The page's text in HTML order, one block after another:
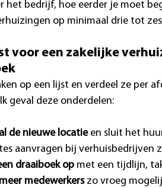
het bedrijf, hoe eerder je moet
op minimaal drie tot
voor een zakelijke
op een lijst en verdeel ze per
geval deze onderdelen:
de nieuwe locatie en sluit het
aanvragen bij verhuisbedrijven
draaiboek op met een tijdlijn,
medewerkers zo vroeg